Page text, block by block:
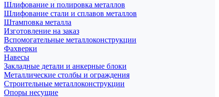
Шлифование и полировка металлов
Шлифование стали и сплавов металлов
Штамповка металла
Изготовление на заказ
Вспомогательные металлоконструкции
Фахверки
Навесы
Закладные детали и анкерные блоки
Металлические столбы и ограждения
Строительные металлоконструкции
Опоры несущие